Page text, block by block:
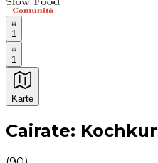
1
1
Karte
Unvergessliche
Cairate: